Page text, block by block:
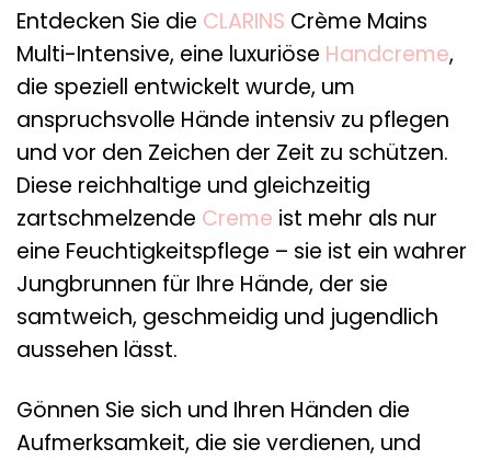
Entdecken Sie die CLARINS Crème Mains
Multi-Intensive, eine luxuriöse Handcreme,
die speziell entwickelt wurde, um
anspruchsvolle Hände intensiv zu pflegen
und vor den Zeichen der Zeit zu schützen.
Diese reichhaltige und gleichzeitig
zartschmelzende Creme ist mehr als nur
eine Feuchtigkeitspflege – sie ist ein wahrer
Jungbrunnen für Ihre Hände, der sie
samtweich, geschmeidig und jugendlich
aussehen lässt.
Gönnen Sie sich und Ihren Händen die
Aufmerksamkeit, die sie verdienen, und